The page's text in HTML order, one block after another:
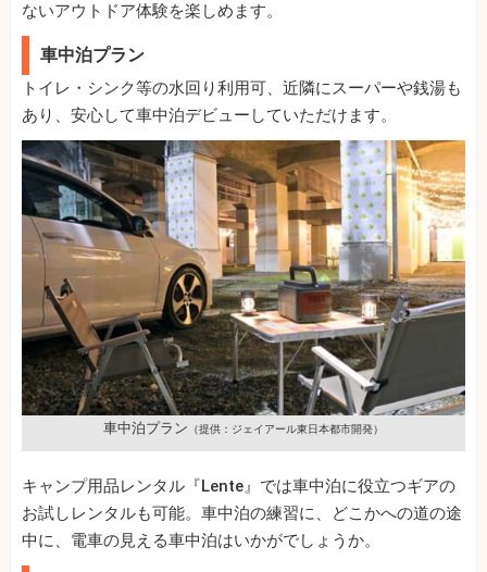
ないアウトドア体験を楽しめます。
車中泊プラン
トイレ・シンク等の水回り利用可、近隣にスーパーや銭湯も
あり、安心して車中泊デビューしていただけます。
車中泊プラン （提供：ジェイアール東日本都市開発）
キャンプ用品レンタル『Lente』では車中泊に役立つギアの
お試しレンタルも可能。車中泊の練習に、どこかへの道の途
中に、電車の見える車中泊はいかがでしょうか。